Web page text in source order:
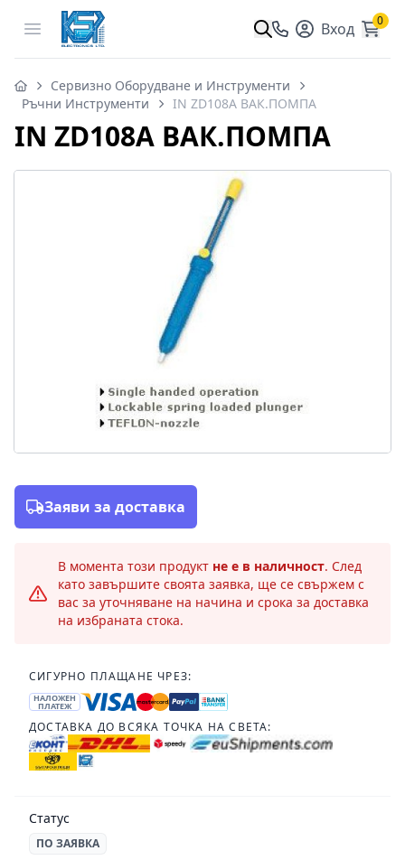
Open menu Вход 0
Сервизно Оборудване и Инструменти
Ръчни Инструменти
IN ZD108A ВАК.ПОМПА
IN ZD108A ВАК.ПОМПА
Заяви за доставка
В момента този продукт не е в наличност. След
като завършите своята заявка, ще се свържем с
вас за уточняване на начина и срока за доставка
на избраната стока.
СИГУРНО ПЛАЩАНЕ ЧРЕЗ:
НАЛОЖЕН
ПЛАТЕЖ
ДОСТАВКА ДО ВСЯКА ТОЧКА НА СВЕТА:
Статус
ПО ЗАЯВКА